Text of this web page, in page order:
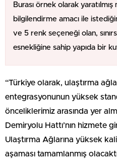
Burası örnek olarak yaratılmış
bilgilendirme amacı ile
ve 5 renk seçeneği olan,
esnekliğine sahip yapıda bir
“Türkiye olarak, ulaştırma
entegrasyonunun yüksek
önceliklerimiz arasında yer
Demiryolu Hattı’nın hizmete
Ulaştırma Ağlarına yüksek
aşaması tamamlanmış